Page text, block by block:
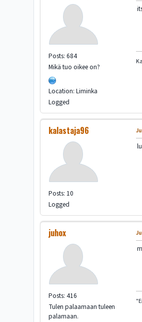
Posts: 684
Mikä tuo oikee on?
Location: Liminka
Logged
kalastaja96
Posts: 10
Logged
juhox
Posts: 416
Tulen palaamaan tuleen
palamaan.